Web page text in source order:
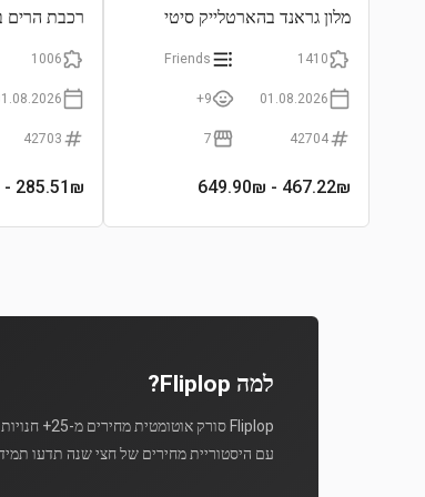
מלון גראנד בהארטלייק סיטי
1410
Friends
01.08.2026
9+
42704
7
467.22₪
- 649.90₪
רכבת הרים
1006
42703
285.51 ₪
- 449.90₪
למה Fliplop?
Fliplop סורק אוטומטית מחירים מ-25+ חנויות לגו ישראליות מספר פעמים ביום.
עם היסטוריית מחירים של חצי שנה תדעו